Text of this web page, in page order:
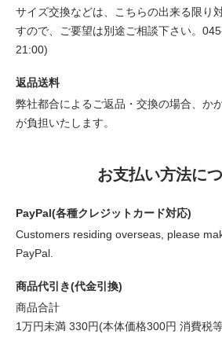
サイズ交換などは、こちらの出来る限り
すので、ご要望は別途ご相談下さい。
21:00)
返品送料
弊社都合によるご返品・交換の場合、か
が負担いたします。
お支払い方法に
PayPal(各種クレジットカード対応)
Customers residing overseas, please
PayPal.
商品代引き(代金引換)
商品合計
1万円未満 330円(本体価格300円 消費税